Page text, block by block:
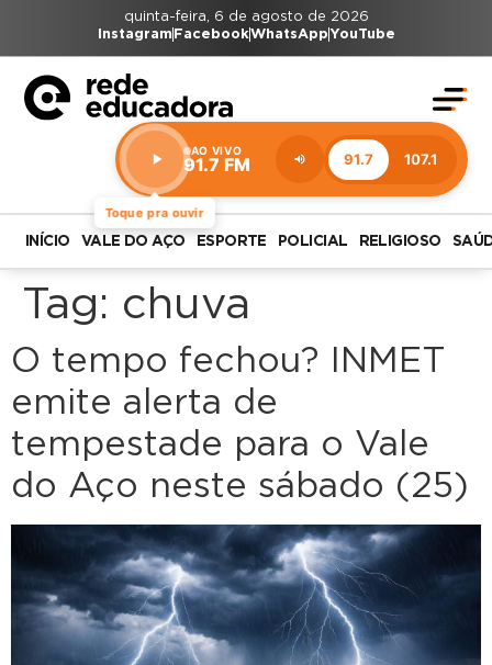
quinta-feira, 6 de agosto de 2026
Instagram FacebookWhatsAppYouTube
Toque pra ouvir
AO VIVO
91.7 FM 91.7 107.1
Estação:
91.7
FM
INÍCIO VALE DO AÇO ESPORTE POLICIAL RELIGIOSO
Tag: chuva
O tempo fechou? INMET
emite alerta de
tempestade para o Vale
do Aço neste sábado (25)